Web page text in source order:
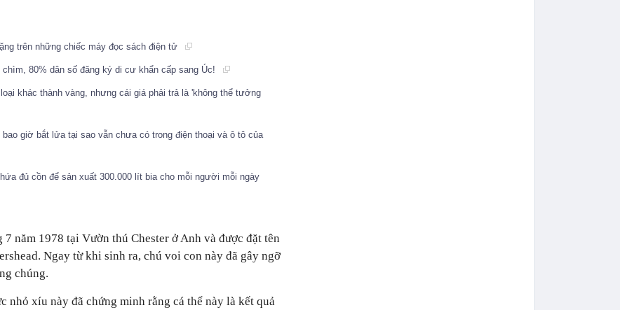
trên những chiếc máy đọc sách điện tử
80% dân số đăng ký di cư khẩn cấp sang Úc!
khác thành vàng, nhưng cái giá phải trả là 'không thể tưởng
giờ bắt lửa tại sao vẫn chưa có trong điện thoại và ô tô của
đủ cồn để sản xuất 300.000 lít bia cho mỗi người mỗi ngày
năm 1978 tại Vườn thú Chester ở Anh và được đặt tên
Ngay từ khi sinh ra, chú voi con này đã gây ngỡ
chúng.
nhỏ xíu này đã chứng minh rằng cá thể này là kết quả